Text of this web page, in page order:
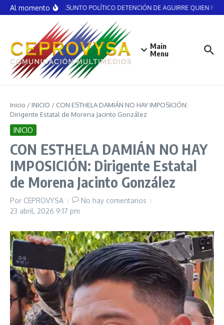
Saltar al contenido
Al momentoNO ES ASUNTO POLÍTICO DETENCIÓN DE AGUIRRE QUIEN
Main
Menu
Inicio / INICIO / CON ESTHELA DAMIÁN NO HAY IMPOSICIÓN:
Dirigente Estatal de Morena Jacinto González
INICIO
CON ESTHELA DAMIÁN NO HAY
IMPOSICIÓN: Dirigente Estatal
de Morena Jacinto González
Por CEPROVYSA
No hay comentarios
23 abril, 2026 9:17 pm